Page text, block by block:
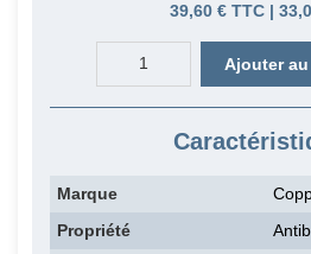
39,60 € TTC |
Ajouter
Marque
Propriété